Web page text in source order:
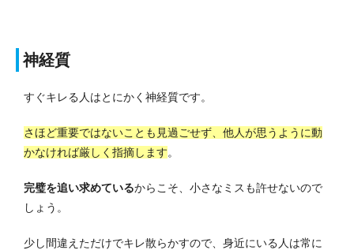
神経質
すぐキレる人はとにかく神経質です。
さほど重要ではないことも見過ごせず、他人が思うように動
かなければ厳しく指摘します。
完璧を追い求めているからこそ、小さなミスも許せないので
しょう。
少し間違えただけでキレ散らかすので、身近にいる人は常に